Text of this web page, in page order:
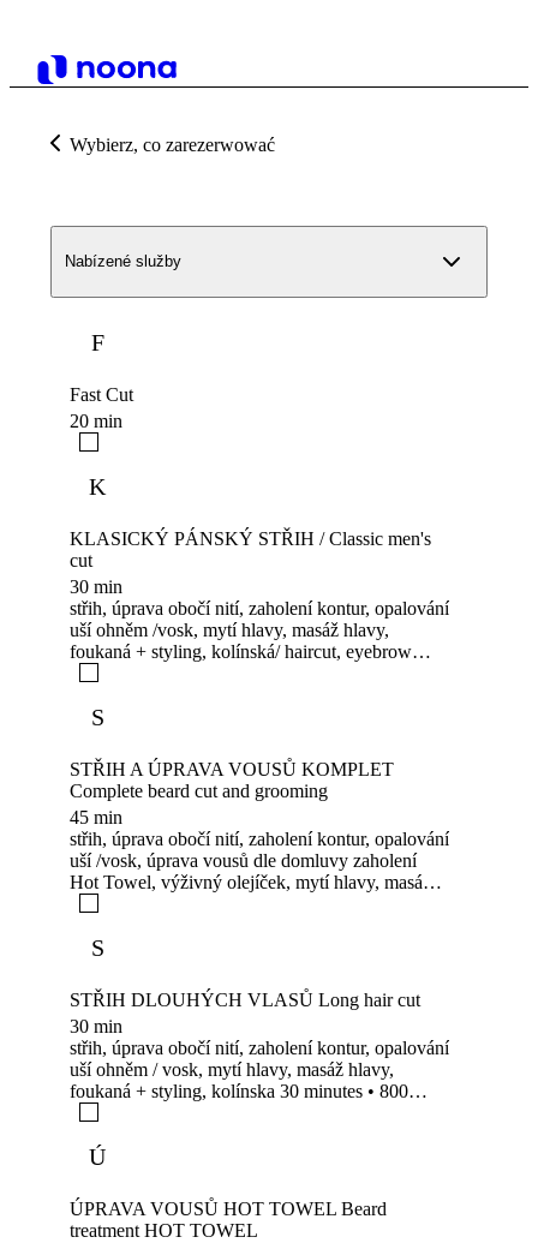
Wybierz, co zarezerwować
Nabízené služby
F
Fast Cut
20 min
K
KLASICKÝ PÁNSKÝ STŘIH / Classic men's
cut
30 min
střih, úprava obočí nití, zaholení kontur, opalování
uší ohněm /vosk, mytí hlavy, masáž hlavy,
foukaná + styling, kolínská/ haircut, eyebrow
styling, cologne
S
STŘIH A ÚPRAVA VOUSŮ KOMPLET
Complete beard cut and grooming
45 min
střih, úprava obočí nití, zaholení kontur, opalování
uší /vosk, úprava vousů dle domluvy zaholení
Hot Towel, výživný olejíček, mytí hlavy, masáž
tanning/wax, beard trimming by appointment, Hot
massage, blow-dry + styling, cologne
S
STŘIH DLOUHÝCH VLASŮ Long hair cut
30 min
střih, úprava obočí nití, zaholení kontur, opalování
uší ohněm / vosk, mytí hlavy, masáž hlavy,
foukaná + styling, kolínska 30 minutes • 800
head massage, blow-dry + styling, cologne
Ú
ÚPRAVA VOUSŮ HOT TOWEL Beard
treatment HOT TOWEL